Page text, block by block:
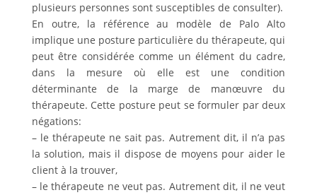
plusieurs personnes sont susceptibles de consulter).
En outre, la référence au modèle de Palo Alto
implique une posture particulière du thérapeute, qui
peut être considérée comme un élément du cadre,
dans la mesure où elle est une condition
déterminante de la marge de manœuvre du
thérapeute. Cette posture peut se formuler par deux
négations:
– le thérapeute ne sait pas. Autrement dit, il n’a pas
la solution, mais il dispose de moyens pour aider le
client à la trouver,
– le thérapeute ne veut pas. Autrement dit, il ne veut